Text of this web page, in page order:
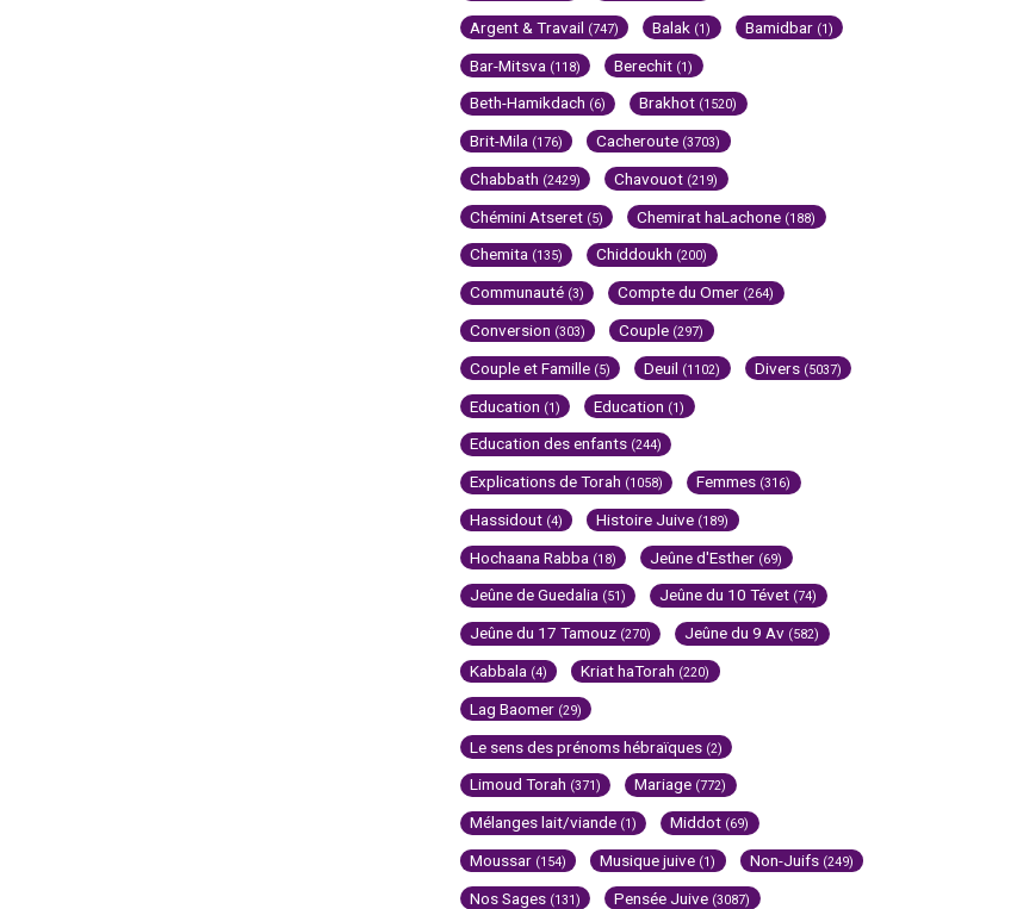
Argent & Travail (747) Balak (1) Bamidbar (1)
Bar-Mitsva (118) Berechit (1)
Beth-Hamikdach (6) Brakhot (1520)
Brit-Mila (176) Cacheroute (3703)
Chabbath (2429) Chavouot (219)
Chémini Atseret (5) Chemirat haLachone (188)
Chemita (135) Chiddoukh (200)
Communauté (3) Compte du Omer (264)
Conversion (303) Couple (297)
Couple et Famille (5) Deuil (1102) Divers (5037)
Education (1) Education (1)
Education des enfants (244)
Explications de Torah (1058) Femmes (316)
Hassidout (4) Histoire Juive (189)
Hochaana Rabba (18) Jeûne d'Esther (69)
Jeûne de Guedalia (51) Jeûne du 10 Tévet (74)
Jeûne du 17 Tamouz (270) Jeûne du 9 Av (582)
Kabbala (4) Kriat haTorah (220)
Lag Baomer (29)
Le sens des prénoms hébraïques (2)
Limoud Torah (371) Mariage (772)
Mélanges lait/viande (1) Middot (69)
Moussar (154) Musique juive (1) Non-Juifs (249)
Nos Sages (131) Pensée Juive (3087)